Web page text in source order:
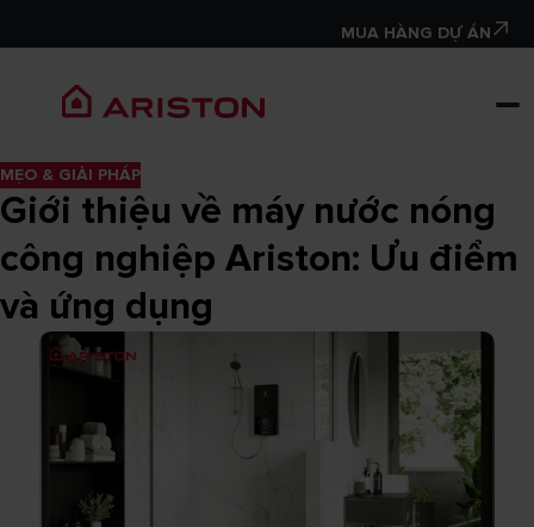
MUA HÀNG DỰ ÁN
MẸO & GIẢI PHÁP
Giới thiệu về máy nước nóng
công nghiệp Ariston: Ưu điểm
và ứng dụng